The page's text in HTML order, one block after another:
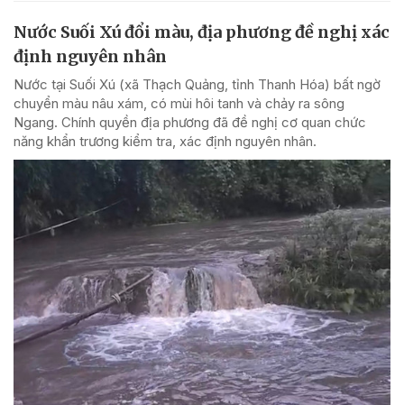
Nước Suối Xú đổi màu, địa phương đề nghị xác
định nguyên nhân
Nước tại Suối Xú (xã Thạch Quảng, tỉnh Thanh Hóa) bất ngờ
chuyển màu nâu xám, có mùi hôi tanh và chảy ra sông
Ngang. Chính quyền địa phương đã đề nghị cơ quan chức
năng khẩn trương kiểm tra, xác định nguyên nhân.